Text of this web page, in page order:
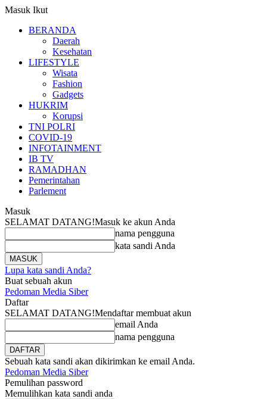
Masuk Ikut
BERANDA
Daerah
Kesehatan
LIFESTYLE
Wisata
Fashion
Gadgets
HUKRIM
Korupsi
TNI POLRI
COVID-19
INFOTAINMENT
IB TV
RAMADHAN
Pemerintahan
Parlement
Masuk
SELAMAT DATANG!Masuk ke akun Anda
nama pengguna
kata sandi Anda
Lupa kata sandi Anda?
Buat sebuah akun
Pedoman Media Siber
Daftar
SELAMAT DATANG!Mendaftar membuat akun
email Anda
nama pengguna
Sebuah kata sandi akan dikirimkan ke email Anda.
Pedoman Media Siber
Pemulihan password
Memulihkan kata sandi anda